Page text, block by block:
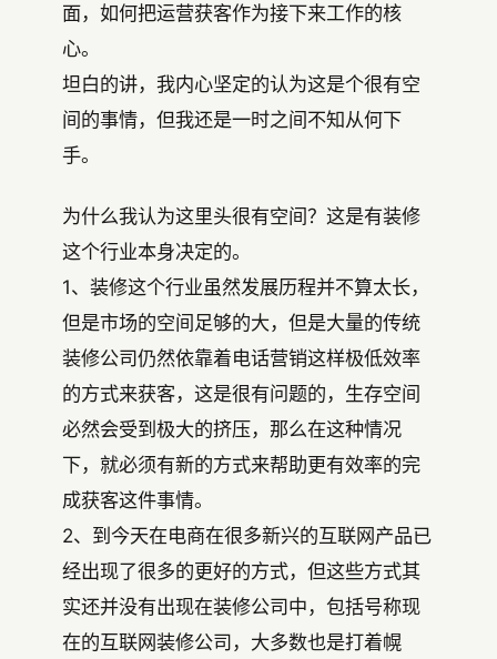
面，如何把运营获客作为接下来工作的核
心。
坦白的讲，我内心坚定的认为这是个很有空
间的事情，但我还是一时之间不知从何下
手。
为什么我认为这里头很有空间？这是有装修
这个行业本身决定的。
1、装修这个行业虽然发展历程并不算太长，
但是市场的空间足够的大，但是大量的传统
装修公司仍然依靠着电话营销这样极低效率
的方式来获客，这是很有问题的，生存空间
必然会受到极大的挤压，那么在这种情况
下，就必须有新的方式来帮助更有效率的完
成获客这件事情。
2、到今天在电商在很多新兴的互联网产品已
经出现了很多的更好的方式，但这些方式其
实还并没有出现在装修公司中，包括号称现
在的互联网装修公司，大多数也是打着幌